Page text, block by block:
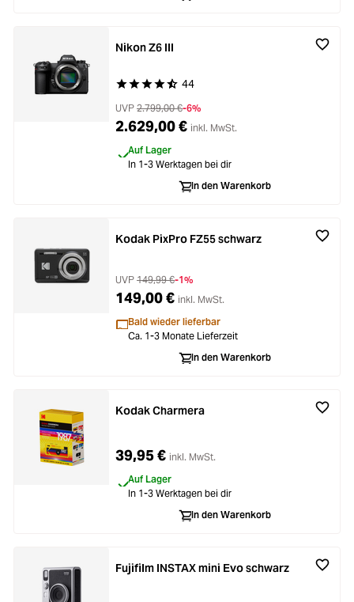
Durchschnittliche Bewertung von 4.7 von 5
44
Nikon Z6 III
UVP 2.799,00 €-6%
2.629,00 € inkl. MwSt.
Auf Lager
In 1-3 Werktagen bei dir
In den Warenkorb
Kodak PixPro FZ55 schwarz
UVP 149,99 €-1%
149,00 € inkl. MwSt.
Bald wieder lieferbar
Ca. 1-3 Monate Lieferzeit
In den Warenkorb
Kodak Charmera
39,95 € inkl. MwSt.
Auf Lager
In 1-3 Werktagen bei dir
In den Warenkorb
Fujifilm INSTAX mini Evo schwarz